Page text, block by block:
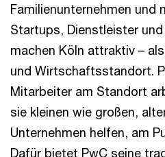
Familienunternehmen und
Startups, Dienstleister
machen Köln attraktiv –
und Wirtschaftsstandort.
Mitarbeiter am Standort
sie kleinen wie großen,
Unternehmen helfen, am
Dafür bietet PwC seine